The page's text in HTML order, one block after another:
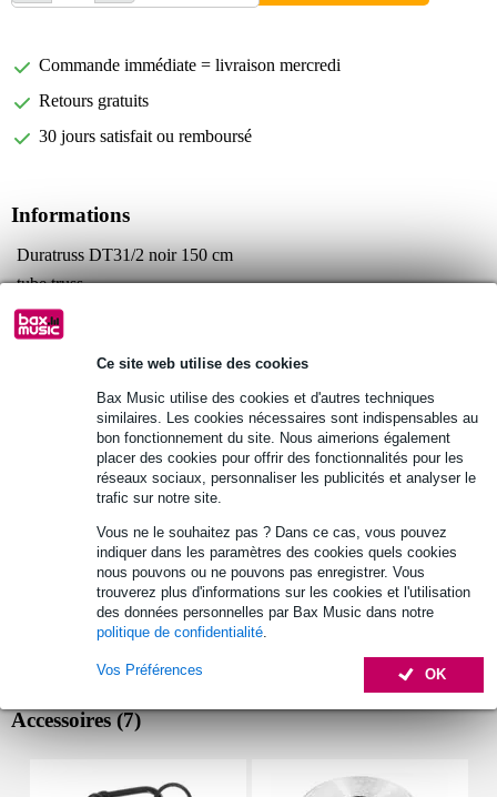
Ce site web utilise des cookies
Bax Music utilise des cookies et d'autres techniques
similaires. Les cookies nécessaires sont indispensables au
bon fonctionnement du site. Nous aimerions également
placer des cookies pour offrir des fonctionnalités pour les
réseaux sociaux, personnaliser les publicités et analyser le
trafic sur notre site.
Vous ne le souhaitez pas ? Dans ce cas, vous pouvez
indiquer dans les paramètres des cookies quels cookies
nous pouvons ou ne pouvons pas enregistrer. Vous
trouverez plus d'informations sur les cookies et l'utilisation
des données personnelles par Bax Music dans notre
politique de confidentialité.
OK
Vos Préférences
Commande immédiate = livraison mercredi
Retours gratuits
30 jours satisfait ou remboursé
Informations
Duratruss DT31/2 noir 150 cm
tube truss
couleur : noir
Autres variantes (3)
Accessoires (7)